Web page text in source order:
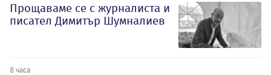
Прощаваме се с журналиста и
писател Димитър Шумналиев
8 часа